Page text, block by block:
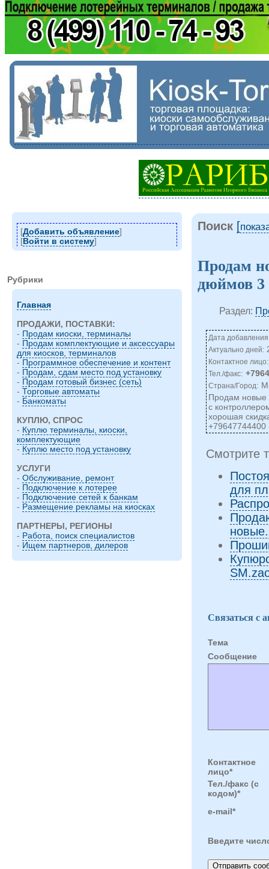
[Добавить объявление]
[Войти в систему]
Рубрики
Главная
ПРОДАЖИ, ПОСТАВКИ:
- Продам киоски, терминалы
- Продам комплектующие и аксессуары
для киосков, терминалов
- Программное обеспечение и контент
- Продам, сдам место под установку
- Продам готовый бизнес (сеть)
- Торговые автоматы
- Банкоматы
КУПЛЮ, СПРОС
- Куплю терминалы, киоски,
комплектующие
- Куплю место под установку
УСЛУГИ
- Обслуживание, ремонт
- Подключение к лотерее
- Подключение сетей к банкам
- Размещение рекламы на киосках
ПАРТНЕРЫ, РЕГИОНЫ
- Работа, поиск специалистов
- Ищем партнеров, дилеров
Поиск [
Продам
дюймов
Раздел:
Дата
Актуально дней:
Контактное лицо
Тел./факс:
Страна/Город:
Продам новые
с
хорошая
Смотрите
для
Связаться с
Тема
Cообщение
Контактное
лицо*
Тел./факс (с
кодом)*
e-mail*
Введите